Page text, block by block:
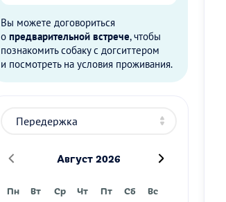
Вы можете договориться
о предварительной встрече, чтобы
познакомить собаку с догситтером
и посмотреть на условия проживания.
Август 2026
Пн Вт Ср Чт Пт Сб Вс